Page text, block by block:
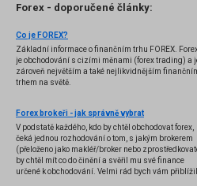
Forex - doporučené články:
Co je FOREX?
Základní informace o finančním trhu FOREX.
je obchodování s cizími měnami (forex trading) a
zároveň největším a také nejlikvidnějším
trhem na světě.
Forex brokeři - jak správně vybrat
V podstatě každého, kdo by chtěl obchodovat forex,
čeká jednou rozhodování o tom, s jakým brokerem
(přeloženo jako makléř/broker nebo
by chtěl mít co do činění a svěřil mu své finance
určené k obchodování. Velmi rád bych vám přiblížil